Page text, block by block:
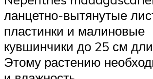
ланцетно-вытянутые
пластинки и малиновые
кувшинчики до 25 см
Этому растению